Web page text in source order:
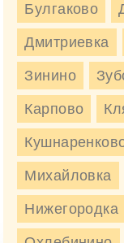
Булгаково
Дмитриевка
Зинино
Карпово
Михайловка
Нижегородка
М450
БСТ
F300
М450
БСТ
F300
Доставка